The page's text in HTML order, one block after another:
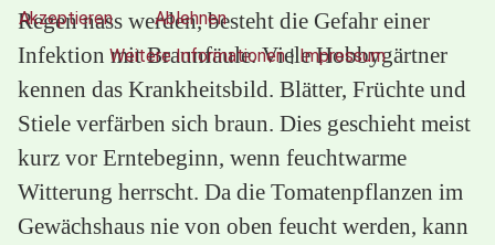
Regen nass werden, besteht die Gefahr einer
Infektion mit Braunfäule. Viele Hobbygärtner
kennen das Krankheitsbild. Blätter, Früchte und
Stiele verfärben sich braun. Dies geschieht meist
kurz vor Erntebeginn, wenn feuchtwarme
Witterung herrscht. Da die Tomatenpflanzen im
Gewächshaus nie von oben feucht werden, kann
Akzeptieren
Ablehnen
Weitere Informationen| Impressum